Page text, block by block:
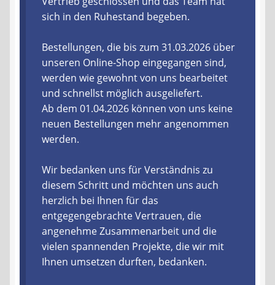
Ablauf einer Bestellung
Liefer- und Versandkosten
Zahlungsarten
Lieferzeit & Verfügbarkeit
Gutschein
Batterien- und Akku Verordnung
Elektro- und Elektronikgeräte Verordnung
Öle- und Schmierstoff Verordnung
sich in den Ruhestand begeben.
Bestellungen, die bis zum 31.03.2026 über
unseren Online-Shop eingegangen sind,
werden wie gewohnt von uns bearbeitet
und schnellst möglich ausgeliefert.
Ab dem 01.04.2026 können von uns keine
neuen Bestellungen mehr angenommen
werden.
Wir bedanken uns für Verständnis zu
diesem Schritt und möchten uns auch
herzlich bei Ihnen für das
entgegengebrachte Vertrauen, die
angenehme Zusammenarbeit und die
vielen spannenden Projekte, die wir mit
Ihnen umsetzen durften, bedanken.